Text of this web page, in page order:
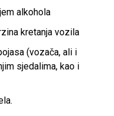
alkohola
kretanja vozila
(vozača, ali i
sjedalima, kao i